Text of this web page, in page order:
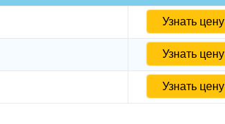
Узнать цену
Узнать цену
Узнать цену